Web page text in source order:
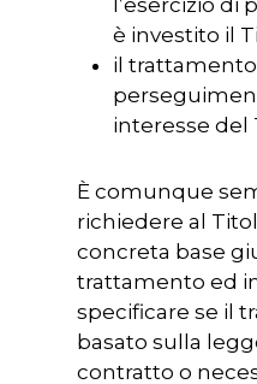
è investito il
il trattamento
interesse del
È comunque
richiedere al
concreta base
trattamento ed
specificare se il
basato sulla
contratto o